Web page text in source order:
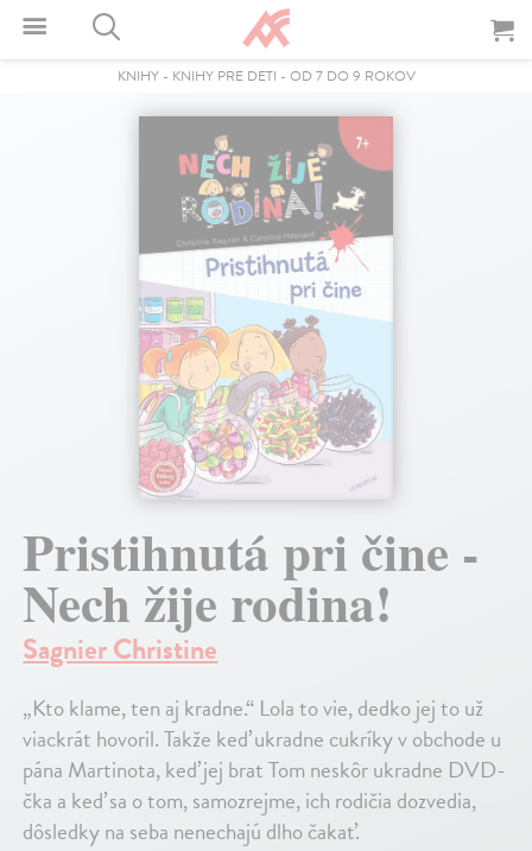
KNIHY- KNIHY PRE DETI - OD 7 DO 9 ROKOV
Pristihnutá pri čine -
Nech žije rodina!
Sagnier Christine
„Kto klame, ten aj kradne.“ Lola to vie, dedko jej to už
viackrát hovoril. Takže keď ukradne cukríky v obchode u
pána Martinota, keď jej brat Tom neskôr ukradne DVD-
čka a keď sa o tom, samozrejme, ich rodičia dozvedia,
dôsledky na seba nenechajú dlho čakať.